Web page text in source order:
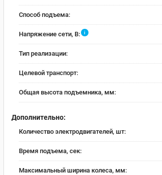
Способ подъема:
Напряжение сети, В: i
Тип реализации:
Целевой транспорт:
Общая высота подъемника, мм:
Дополнительно:
Количество электродвигателей, шт:
Время подъема, сек:
Максимальный ширина колеса, мм: